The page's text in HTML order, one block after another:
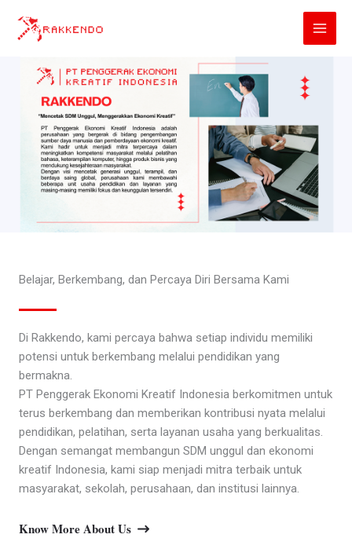
Belajar, Berkembang, dan Percaya Diri Bersama Kami
Di Rakkendo, kami percaya bahwa setiap individu memiliki
potensi untuk berkembang melalui pendidikan yang
bermakna.
PT Penggerak Ekonomi Kreatif Indonesia berkomitmen untuk
terus berkembang dan memberikan kontribusi nyata melalui
pendidikan, pelatihan, serta layanan usaha yang berkualitas.
Dengan semangat membangun SDM unggul dan ekonomi
kreatif Indonesia, kami siap menjadi mitra terbaik untuk
masyarakat, sekolah, perusahaan, dan institusi lainnya.
Know More About Us